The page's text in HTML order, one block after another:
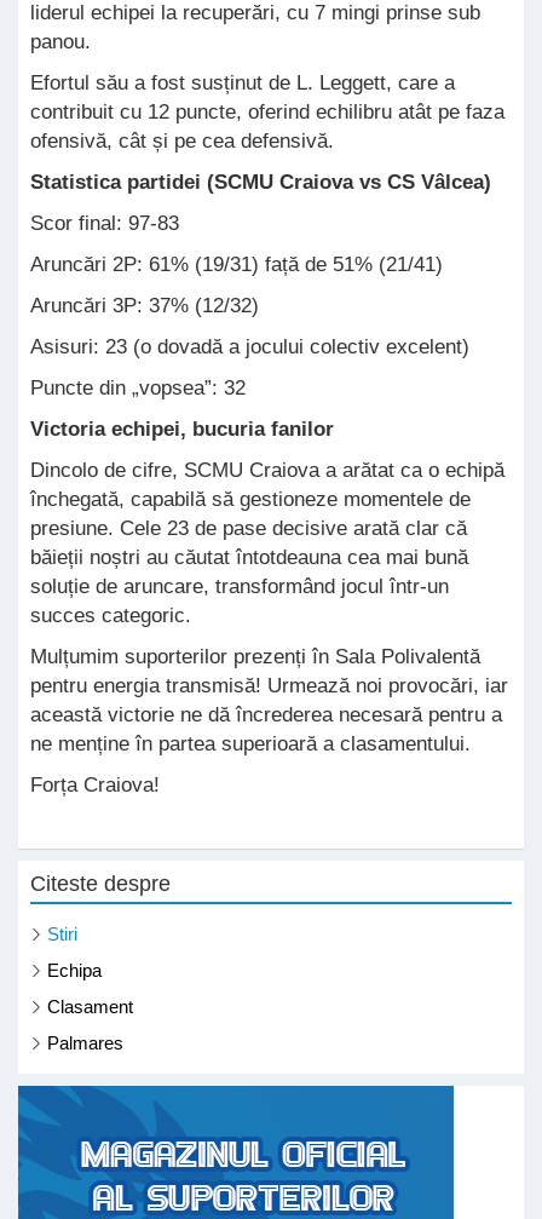
liderul echipei la recuperări, cu 7 mingi prinse sub
panou.
Efortul său a fost susținut de L. Leggett, care a
contribuit cu 12 puncte, oferind echilibru atât pe faza
ofensivă, cât și pe cea defensivă.
Statistica partidei (SCMU Craiova vs CS Vâlcea)
Scor final: 97-83
Aruncări 2P: 61% (19/31) față de 51% (21/41)
Aruncări 3P: 37% (12/32)
Asisuri: 23 (o dovadă a jocului colectiv excelent)
Puncte din „vopsea”: 32
Victoria echipei, bucuria fanilor
Dincolo de cifre, SCMU Craiova a arătat ca o echipă
închegată, capabilă să gestioneze momentele de
presiune. Cele 23 de pase decisive arată clar că
băieții noștri au căutat întotdeauna cea mai bună
soluție de aruncare, transformând jocul într-un
succes categoric.
Mulțumim suporterilor prezenți în Sala Polivalentă
pentru energia transmisă! Urmează noi provocări, iar
această victorie ne dă încrederea necesară pentru a
ne menține în partea superioară a clasamentului.
Forța Craiova!
Citeste despre
Stiri
Echipa
Clasament
Palmares